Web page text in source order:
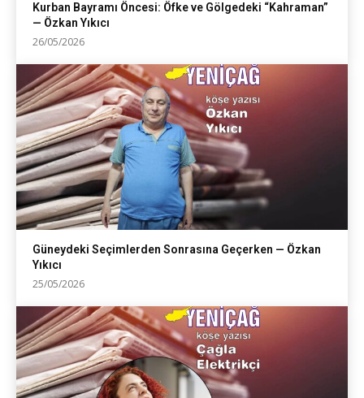
Kurban Bayramı Öncesi: Öfke ve Gölgedeki “Kahraman”
— Özkan Yıkıcı
26/05/2026
Güneydeki Seçimlerden Sonrasına Geçerken — Özkan
Yıkıcı
25/05/2026